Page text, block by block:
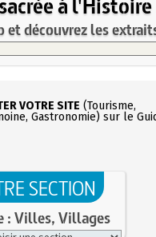
et découvrez les
VOTRE SITE (Tourisme,
Gastronomie) sur le
SECTION
: Villes, Villages